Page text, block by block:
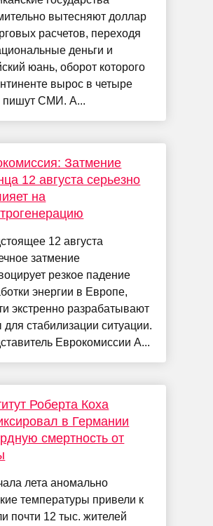
вытесняют доллар
расчетов, переходя
деньги и
юань, оборот которого
вырос в четыре
пишут СМИ. А...
Затмение
12 августа серьезно
на
12 августа
затмение
резкое падение
энергии в Европе,
экстренно разрабатывают
стабилизации ситуации.
Еврокомиссии А...
Роберта Коха
в Германии
смертность от
лета аномально
температуры привели к
почти 12 тыс. жителей